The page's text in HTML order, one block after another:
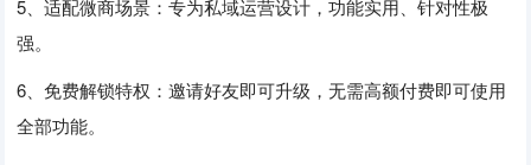
5、适配微商场景：专为私域运营设计，功能实用、针对性极
强。
6、免费解锁特权：邀请好友即可升级，无需高额付费即可使用
全部功能。